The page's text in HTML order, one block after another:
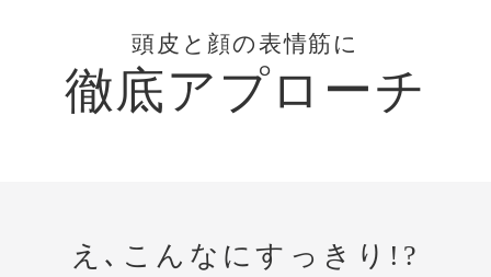
頭皮と顔の表情筋に
徹底アプローチ
え､こんなにすっきり!?